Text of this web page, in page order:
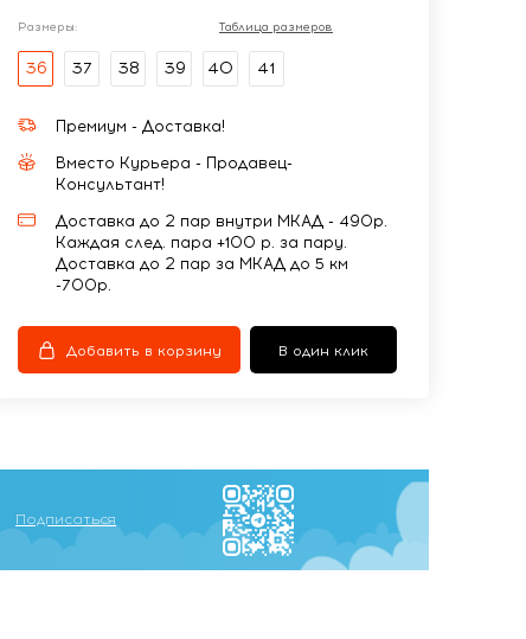
Размеры: Таблица размеров
36 37 38 39 40 41
Премиум - Доставка!
Вместо Курьера - Продавец-
Консультант!
Доставка до 2 пар внутри МКАД - 490р.
Каждая след. пара +100 р. за пару.
Доставка до 2 пар за МКАД до 5 км
-700р.
Добавить в корзину В один клик
Подписаться